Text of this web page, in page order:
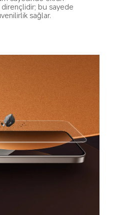
bu sayede
sağlar.